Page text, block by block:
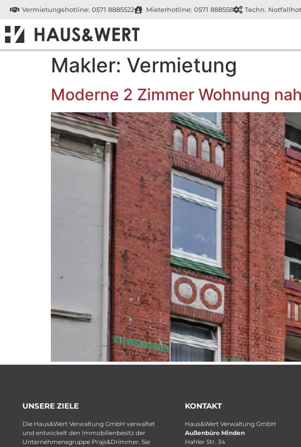
Vermietungshotline: 0571 8885522 Mieterhotline: 0571 888558 Techn.
Makler: Vermietung
Moderne 2 Zimmer Wohnung
UNSERE ZIELE
Die Haus&Wert Verwaltung GmbH verwaltet
und entwickelt den Immobilienbesitz der
Unternehmensgruppe Prajs&Drimmer. Sie
KONTAKT
Haus&Wert Verwaltung GmbH
Außenbüro Minden
Hahler Str. 34